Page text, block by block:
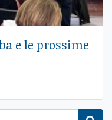
e le prossime